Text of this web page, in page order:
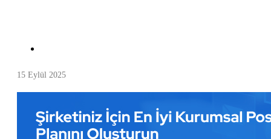
15 Eylül 2025